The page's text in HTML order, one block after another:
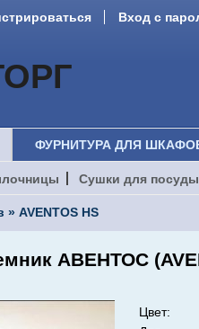
Вход с
ФУРНИТУРА ДЛЯ
Сушки для посуды
» AVENTOS HS
АВЕНТОС
Цвет: